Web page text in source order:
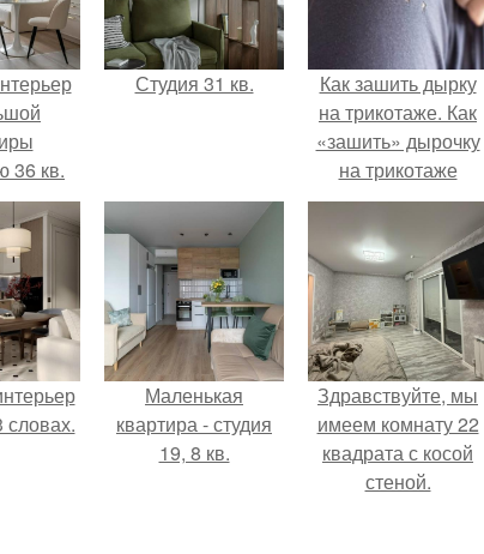
36 кв.
Студия 31 кв.
Как зашить дырку
на трикотаже. Как
«зашить» дырочку
на трикотаже
словах.
Маленькая
квартира - студия
19, 8 кв.
Здравствуйте, мы
имеем комнату 22
квадрата с косой
стеной.